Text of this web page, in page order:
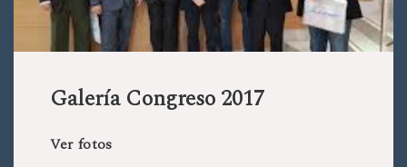
Galería Congreso 2017
Ver fotos